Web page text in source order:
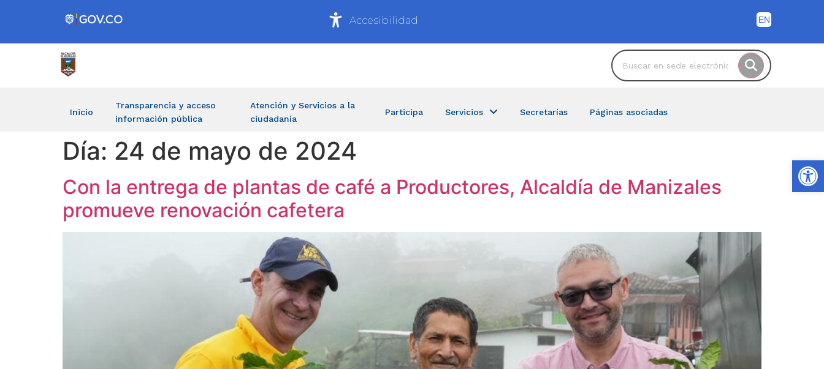
Accesibilidad
Inicio
Transparencia y acceso
información pública
Atención y Servicios a la
ciudadanía
Participa Servicios Secretarías Páginas asociadas
Día: 24 de mayo de 2024
Con la entrega de plantas de café a Productores, Alcaldía de Manizales
promueve renovación cafetera